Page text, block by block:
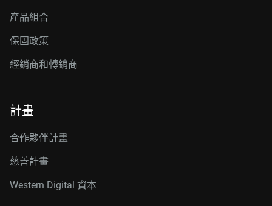
產品組合
保固政策
經銷商和轉銷商
計畫
合作夥伴計畫
慈善計畫
Western Digital 資本